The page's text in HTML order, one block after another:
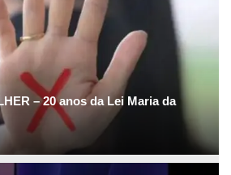
– 20 anos da Lei Maria da